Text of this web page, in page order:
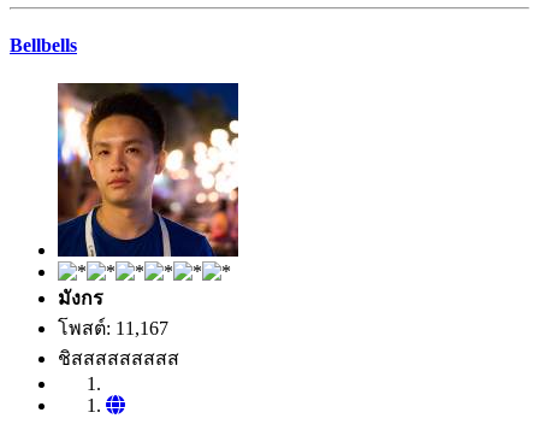
Bellbells
มังกร
โพสต์: 11,167
ชิสสสสสสสสส